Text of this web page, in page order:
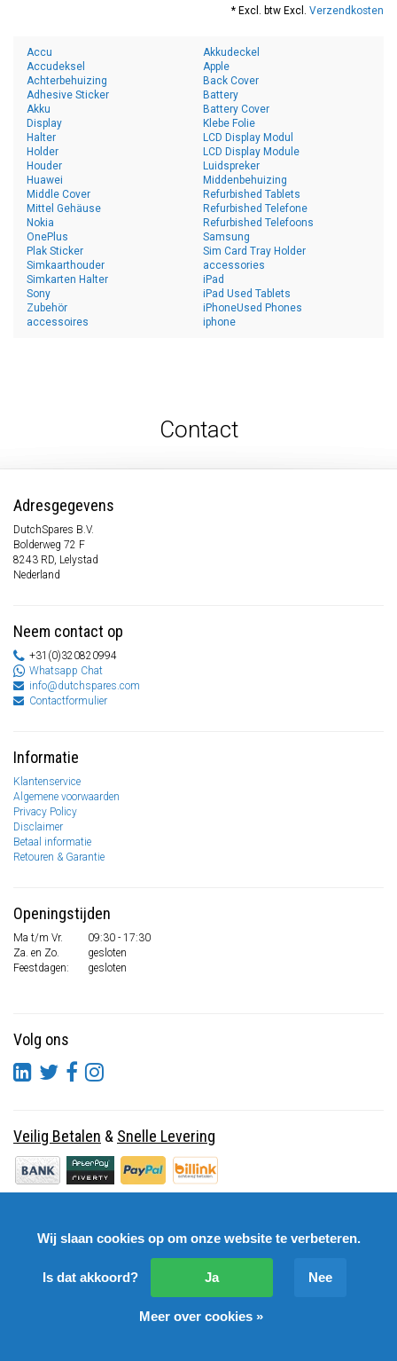
* Excl. btw Excl. Verzendkosten
Accu
Accudeksel
Achterbehuizing
Adhesive Sticker
Akku
Akkudeckel
Apple
Back Cover
Battery
Battery Cover
Display
Halter
Holder
Houder
Huawei
Klebe Folie
LCD Display Modul
LCD Display Module
Luidspreker
Middenbehuizing
Middle Cover
Mittel Gehäuse
Nokia
OnePlus
Plak Sticker
Refurbished Tablets
Refurbished Telefone
Refurbished Telefoons
Samsung
Sim Card Tray Holder
Simkaarthouder
Simkarten Halter
Sony
Zubehör
accessoires
accessories
iPad
iPad Used Tablets
iPhoneUsed Phones
iphone
Contact
Adresgegevens
DutchSpares B.V.
Bolderweg 72 F
8243 RD, Lelystad
Nederland
Neem contact op
+31(0)320820994
Whatsapp Chat
info@dutchspares.com
Contactformulier
Informatie
Klantenservice
Algemene voorwaarden
Privacy Policy
Disclaimer
Betaal informatie
Retouren & Garantie
Openingstijden
Ma t/m Vr.
09:30 - 17:30
Za. en Zo.
gesloten
Feestdagen:
gesloten
Volg ons
Veilig Betalen & Snelle Levering
© Copyright 2026 DutchSpares B.V. - Design by
Wij slaan cookies op om onze website te verbeteren.
Is dat akkoord? Ja Nee
Meer over cookies »